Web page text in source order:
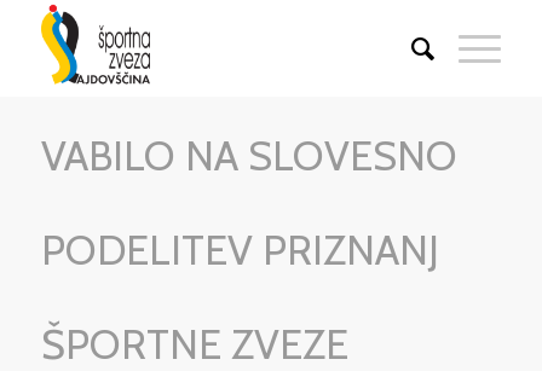
VABILO NA SLOVESNO
PODELITEV PRIZNANJ
ŠPORTNE ZVEZE